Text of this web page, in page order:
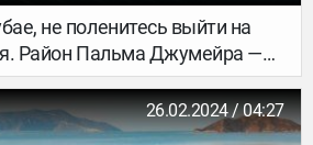
не поленитесь выйти на
Район Пальма Джумейра —
место. От свежайшей
пирожных до шакшуки и яиц
найдете для себя то
26.02.2024 / 04:27